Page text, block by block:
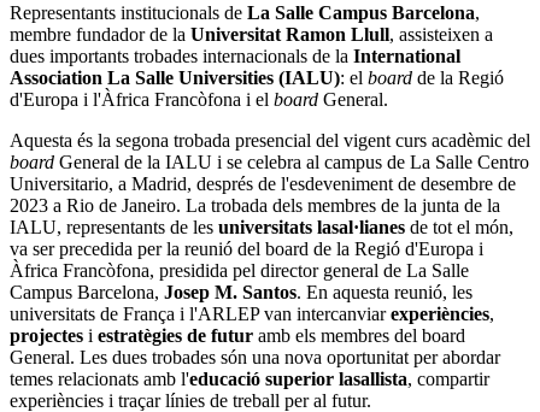
Representants institucionals de La Salle Campus Barcelona, ​​
membre fundador de la Universitat Ramon Llull, assisteixen a
dues importants trobades internacionals de la International
Association La Salle Universities (IALU): el board de la Regió
d'Europa i l'Àfrica Francòfona i el board General.
Aquesta és la segona trobada presencial del vigent curs acadèmic del
board General de la IALU i se celebra al campus de La Salle Centro
Universitario, a Madrid, després de l'esdeveniment de desembre de
2023 a Rio de Janeiro. La trobada dels membres de la junta de la
IALU, representants de les universitats lasal·lianes de tot el món,
va ser precedida per la reunió del board de la Regió d'Europa i
Àfrica Francòfona, presidida pel director general de La Salle
Campus Barcelona, ​​ Josep M. Santos. En aquesta reunió, les
universitats de França i l'ARLEP van intercanviarexperiències,
projectes i estratègies de futur amb els membres del board
General. Les dues trobades són una nova oportunitat per abordar
temes relacionats amb l'educació superior lasallista, compartir
experiències i traçar línies de treball per al futur.